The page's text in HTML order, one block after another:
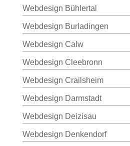
Webdesign Bühlertal
Webdesign Burladingen
Webdesign Calw
Webdesign Cleebronn
Webdesign Crailsheim
Webdesign Darmstadt
Webdesign Deizisau
Webdesign Denkendorf